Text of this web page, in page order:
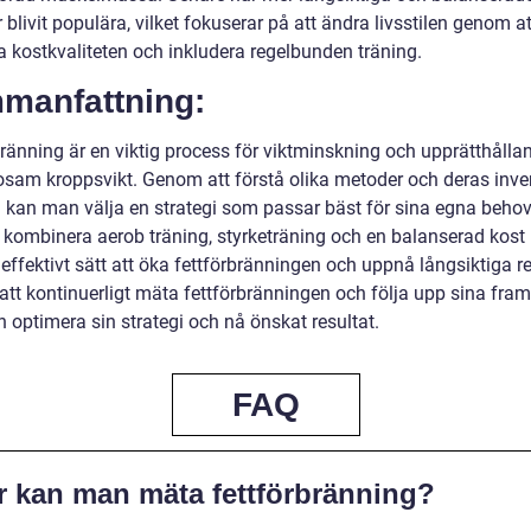
blivit populära, vilket fokuserar på att ändra livsstilen genom
kostkvaliteten och inkludera regelbunden träning.
är en viktig process för viktminskning och
kroppsvikt. Genom att förstå olika metoder och deras
kan man välja en strategi som passar bäst för sina egna
aerob träning, styrketräning och en balanserad kost
sätt att öka fettförbränningen och uppnå långsiktiga
kontinuerligt mäta fettförbränningen och följa upp sina
optimera sin strategi och nå önskat resultat.
FAQ
kan man mäta fettförbränning?